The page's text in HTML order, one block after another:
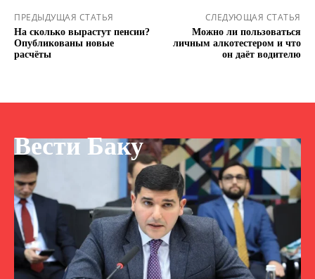
ПРЕДЫДУЩАЯ СТАТЬЯ
На сколько вырастут пенсии?
Опубликованы новые
расчёты
СЛЕДУЮЩАЯ СТАТЬЯ
Можно ли пользоваться
личным алкотестером и что
он даёт водителю
Вести Баку